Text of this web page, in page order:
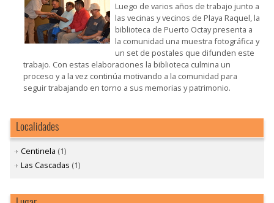
Luego de varios años de trabajo junto a
las vecinas y vecinos de Playa Raquel, la
biblioteca de Puerto Octay presenta a
la comunidad una muestra fotográfica y
un set de postales que difunden este
trabajo. Con estas elaboraciones la biblioteca culmina un
proceso y a la vez continúa motivando a la comunidad para
seguir trabajando en torno a sus memorias y patrimonio.
Localidades
Centinela (1)
Las Cascadas (1)